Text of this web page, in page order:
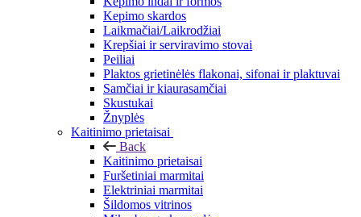
Kepimo skardos
Laikmačiai/Laikrodžiai
Krepšiai ir serviravimo stovai
Peiliai
Plaktos grietinėlės flakonai, sifonai ir plaktuvai
Samčiai ir kiaurasamčiai
Skustukai
Žnyplės
Kaitinimo prietaisai
Back
Kaitinimo prietaisai
Furšetiniai marmitai
Elektriniai marmitai
Šildomos vitrinos